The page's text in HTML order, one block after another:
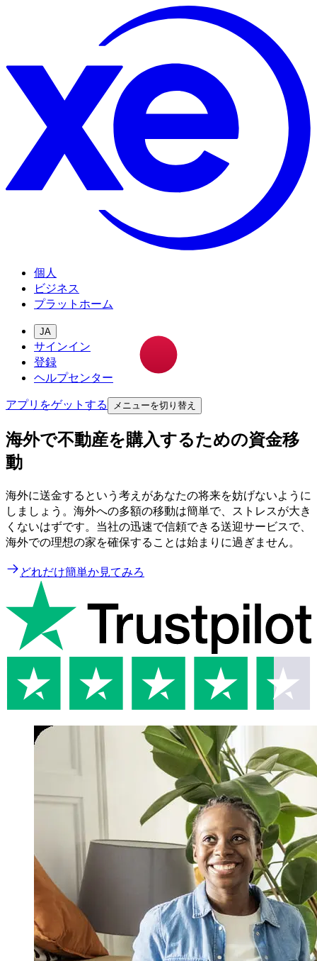
個人
ビジネス
プラットホーム
JA
サインイン
登録
ヘルプセンター
アプリをゲットする
メニューを切り替え
海外で不動産を購入するための資金移
動
海外に送金するという考えがあなたの将来を妨げないように
しましょう。海外への多額の移動は簡単で、ストレスが大き
くないはずです。当社の迅速で信頼できる送迎サービスで、
海外での理想の家を確保することは始まりに過ぎません。
どれだけ簡単か見てみろ